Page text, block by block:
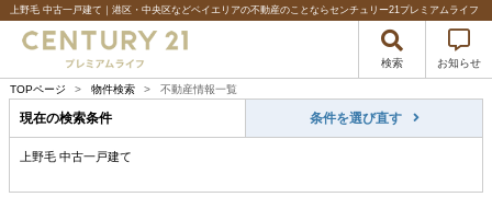
上野毛 中古一戸建て｜港区・中央区などベイエリアの不動産のことならセンチュリー21プレミアムライフ
検索 お知らせ
TOPページ > 物件検索 > 不動産情報一覧
現在の検索条件 条件を選び直す
上野毛 中古一戸建て